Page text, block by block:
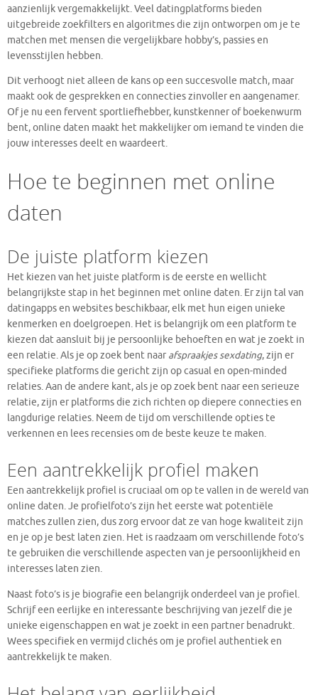
aanzienlijk vergemakkelijkt. Veel datingplatforms bieden
uitgebreide zoekfilters en algoritmes die zijn ontworpen om je te
matchen met mensen die vergelijkbare hobby’s, passies en
levensstijlen hebben.
Dit verhoogt niet alleen de kans op een succesvolle match, maar
maakt ook de gesprekken en connecties zinvoller en aangenamer.
Of je nu een fervent sportliefhebber, kunstkenner of boekenwurm
bent, online daten maakt het makkelijker om iemand te vinden die
jouw interesses deelt en waardeert.
Hoe te beginnen met online
daten
De juiste platform kiezen
Het kiezen van het juiste platform is de eerste en wellicht
belangrijkste stap in het beginnen met online daten. Er zijn tal van
datingapps en websites beschikbaar, elk met hun eigen unieke
kenmerken en doelgroepen. Het is belangrijk om een platform te
kiezen dat aansluit bij je persoonlijke behoeften en wat je zoekt in
een relatie. Als je op zoek bent naar afspraakjes sexdating, zijn er
specifieke platforms die gericht zijn op casual en open-minded
relaties. Aan de andere kant, als je op zoek bent naar een serieuze
relatie, zijn er platforms die zich richten op diepere connecties en
langdurige relaties. Neem de tijd om verschillende opties te
verkennen en lees recensies om de beste keuze te maken.
Een aantrekkelijk profiel maken
Een aantrekkelijk profiel is cruciaal om op te vallen in de wereld van
online daten. Je profielfoto’s zijn het eerste wat potentiële
matches zullen zien, dus zorg ervoor dat ze van hoge kwaliteit zijn
en je op je best laten zien. Het is raadzaam om verschillende foto’s
te gebruiken die verschillende aspecten van je persoonlijkheid en
interesses laten zien.
Naast foto’s is je biografie een belangrijk onderdeel van je profiel.
Schrijf een eerlijke en interessante beschrijving van jezelf die je
unieke eigenschappen en wat je zoekt in een partner benadrukt.
Wees specifiek en vermijd clichés om je profiel authentiek en
aantrekkelijk te maken.